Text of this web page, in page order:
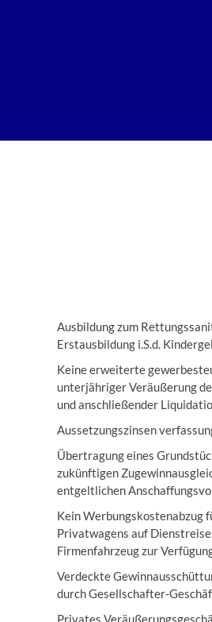
Ausbildung zum
Erstausbildung i.S.d.
Keine erweiterte
unterjähriger Veräußerung
und anschließender
Aussetzungszinsen
Übertragung eines
zukünftigen
entgeltlichen
Kein Werbungskostenabzug
Privatwagens auf
Firmenfahrzeug zur
Verdeckte
durch Gesellschafter-